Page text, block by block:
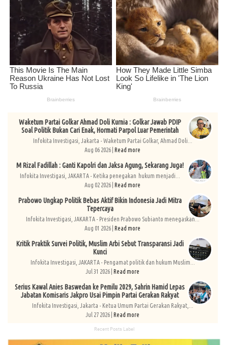
Waketum Partai Golkar Ahmad Doli Kurnia : Golkar Jawab PDIP
Soal Politik Bukan Cari Enak, Hormati Parpol Luar Pemerintah
Infokita Investigasi, Jakarta - Waketum Partai Golkar, Ahmad Doli...
Aug 06 2026 | Read more
M Rizal Fadillah : Ganti Kapolri dan Jaksa Agung, Sekarang Juga!
Infokita Investigasi, JAKARTA - Ketika penegakan hukum menjadi...
Aug 02 2026 | Read more
Prabowo Ungkap Politik Bebas Aktif Bikin Indonesia Jadi Mitra
Tepercaya
Infokita Investigasi, JAKARTA - Presiden Prabowo Subianto menegaskan...
Aug 01 2026 | Read more
Kritik Praktik Survei Politik, Muslim Arbi Sebut Transparansi Jadi
Kunci
Infokita Investigasi, JAKARTA - Pengamat politik dan hukum Muslim...
Jul 31 2026 | Read more
Serius Kawal Anies Baswedan ke Pemilu 2029, Sahrin Hamid Lepas
Jabatan Komisaris Jakpro Usai Pimpin Partai Gerakan Rakyat
Infokita Investigasi, Jakarta - Ketua Umum Partai Gerakan Rakyat,...
Jul 27 2026 | Read more
Recent Posts Label